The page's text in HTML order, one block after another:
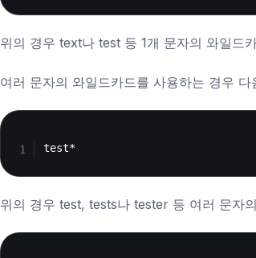
위의 경우 text나 test 등 1개 문자의 와일드
여러 문자의 와일드카드를 사용하는 경우
위의 경우 test, tests나 tester 등 여러 문자